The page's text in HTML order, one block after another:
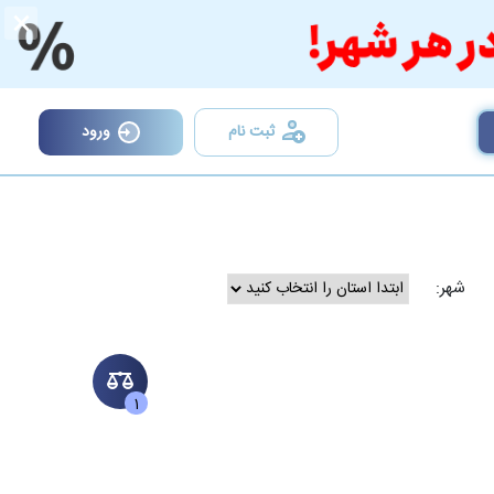
×
ثبت نام ورود
شهر:
1